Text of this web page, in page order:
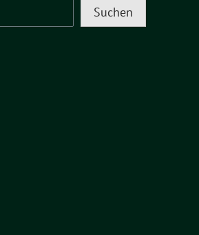
Suchen